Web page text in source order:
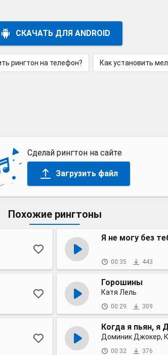
СКАЧАТЬ ДЛЯ ANDROID
рингтон на телефон? Как установить
Сделай рингтон на сайте
Загрузить файл
Похожие рингтоны
Я не могу без
00:35 443
Горошины
Катя Лель
00:29 309
Когда я пьян, я
Доминик Джокер,
00:32 376